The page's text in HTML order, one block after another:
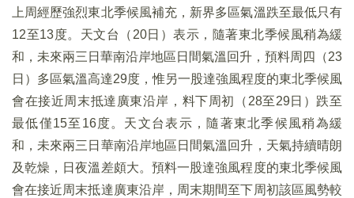
上周經歷強烈東北季候風補充，新界多區氣溫跌至最低只有
12至13度。天文台（20日）表示，隨著東北季候風稍為緩
和，未來兩三日華南沿岸地區日間氣溫回升，預料周四（23
日）多區氣溫高達29度，惟另一股達強風程度的東北季候風
會在接近周末抵達廣東沿岸，料下周初（28至29日）跌至
最低僅15至16度。天文台表示，隨著東北季候風稍為緩
和，未來兩三日華南沿岸地區日間氣溫回升，天氣持續晴朗
及乾燥，日夜溫差頗大。預料一股達強風程度的東北季候風
會在接近周末抵達廣東沿岸，周末期間至下周初該區風勢較